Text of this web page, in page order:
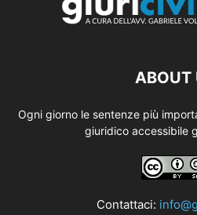
ABOUT
Ogni giorno le sentenze più
giuridico accessibile
Contattaci: